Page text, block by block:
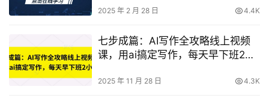
2025 年 2 月 28 日 4.4K
七步成篇：AI写作全攻略线上视频
课，用ai搞定写作，每天早下班2小
2025 年 11 月 28 日 4.3K